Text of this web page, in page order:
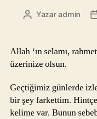
Yazının
Yazar admin
Allah ‘ın selamı,
üzerinize olsun.
Geçtiğimiz günlerde
bir şey farkettim.
kelime var. Bunun